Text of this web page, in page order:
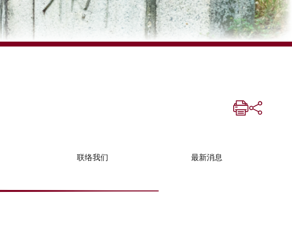
联络我们 最新消息